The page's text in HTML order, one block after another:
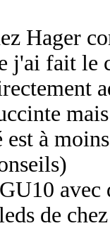
Hager
j'ai fait
est à
de